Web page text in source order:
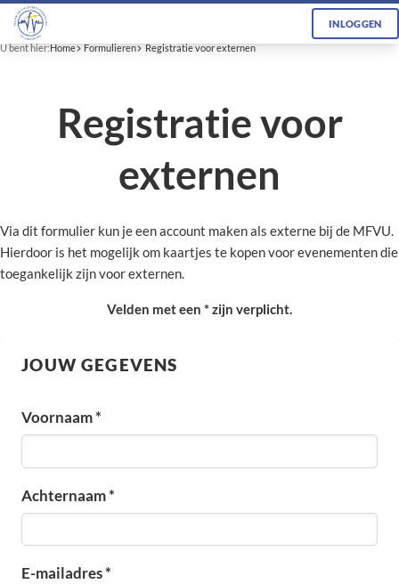
INLOGGEN
U bent hier:Home Formulieren Registratie voor externen
Registratie voor
externen
Via dit formulier kun je een account maken als externe bij de MFVU.
Hierdoor is het mogelijk om kaartjes te kopen voor evenementen die
toegankelijk zijn voor externen.
Velden met een * zijn verplicht.
JOUW GEGEVENS
Voornaam *
Achternaam *
E-mailadres *